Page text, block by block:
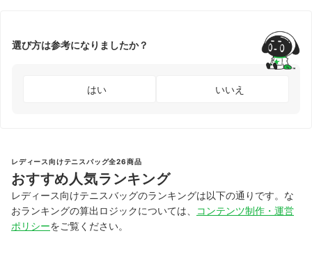
選び方は参考になりましたか？
はい いいえ
レディース向けテニスバッグ全26商品
おすすめ人気ランキング
レディース向けテニスバッグのランキングは以下の通りです。な
おランキングの算出ロジックについては、
コンテンツ制作・運営
ポリシーをご覧ください。